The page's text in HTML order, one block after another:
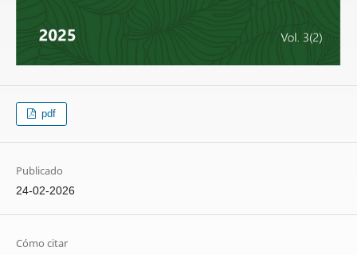
pdf
Publicado
24-02-2026
Cómo citar